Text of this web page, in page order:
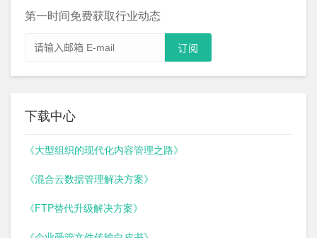
第一时间免费获取行业动态
下载中心
《大型组织的现代化内容管理之路》
《混合云数据管理解决方案》
《FTP替代升级解决方案》